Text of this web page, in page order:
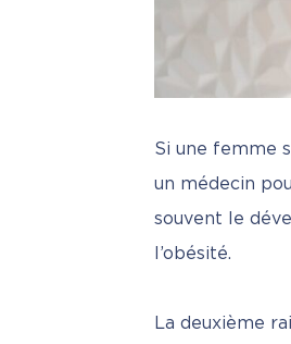
Si une femme
un médecin
souvent le
l’obésité.
La deuxième